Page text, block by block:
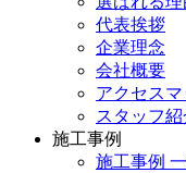
代表挨拶
企業理念
会社概要
アクセス
スタッフ紹
施工事例
施工事例